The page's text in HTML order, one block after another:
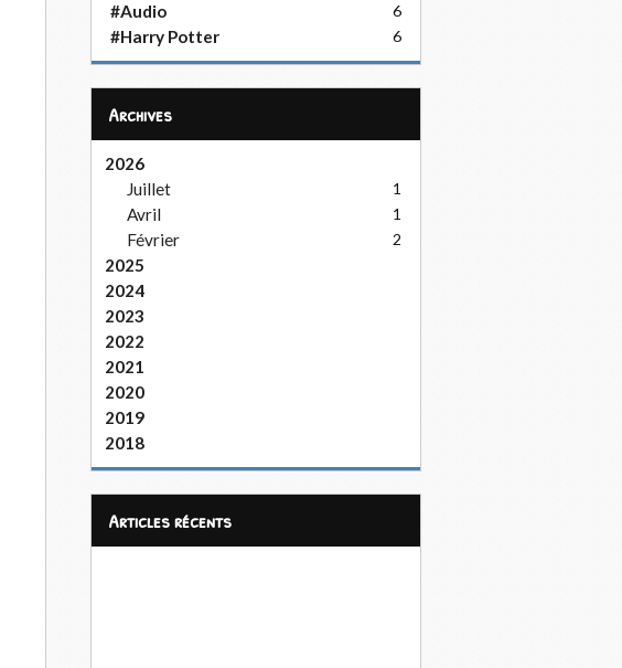
#Audio 6
#Harry Potter 6
Archives
2026
Juillet
1
Avril 1
Février 2
2025
2024
2023
2022
2021
2020
2019
2018
articles récents